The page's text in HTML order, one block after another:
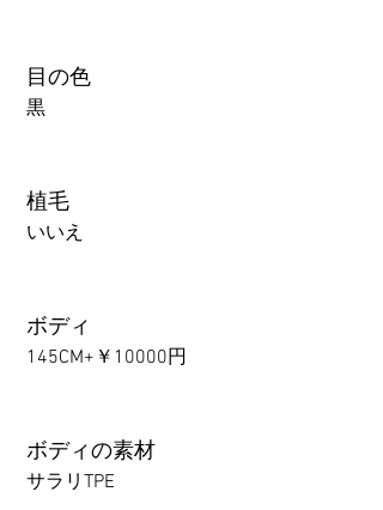
目の色
黒
植毛
いいえ
ボディ
145CM+￥10000円
ボディの素材
サラリTPE